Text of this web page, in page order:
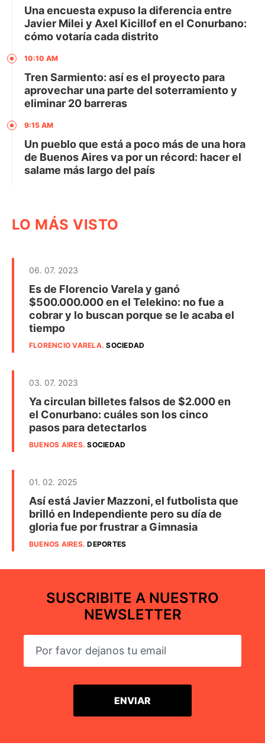
Una encuesta expuso la diferencia entre
Javier Milei y Axel Kicillof en el Conurbano:
cómo votaría cada distrito
10:10 AM
Tren Sarmiento: así es el proyecto para
aprovechar una parte del soterramiento y
eliminar 20 barreras
9:15 AM
Un pueblo que está a poco más de una hora
de Buenos Aires va por un récord: hacer el
salame más largo del país
LO MÁS VISTO
06. 07. 2023
Es de Florencio Varela y ganó
$500.000.000 en el Telekino: no fue a
cobrar y lo buscan porque se le acaba el
tiempo
FLORENCIO VARELA.SOCIEDAD
03. 07. 2023
Ya circulan billetes falsos de $2.000 en
el Conurbano: cuáles son los cinco
pasos para detectarlos
BUENOS AIRES.SOCIEDAD
01. 02. 2025
Así está Javier Mazzoni, el futbolista que
brilló en Independiente pero su día de
gloria fue por frustrar a Gimnasia
BUENOS AIRES.DEPORTES
SUSCRIBITE A NUESTRO
NEWSLETTER